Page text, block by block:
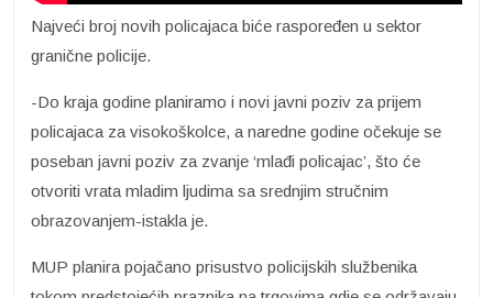
Najveći broj novih policajaca biće raspoređen u sektor
granične policije.
-Do kraja godine planiramo i novi javni poziv za prijem
policajaca za visokoškolce, a naredne godine očekuje se
poseban javni poziv za zvanje ‘mlađi policajac’, što će
otvoriti vrata mladim ljudima sa srednjim stručnim
obrazovanjem-istakla je.
MUP planira pojačano prisustvo policijskih službenika